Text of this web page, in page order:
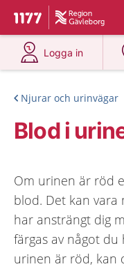
Till startsidan för 1177
Du har valt
Logga in
på 1177.se
Njurar och urinvägar
Blod i
Om urinen är röd
blod. Det kan
har ansträngt dig
färgas av något
urinen är röd, kan